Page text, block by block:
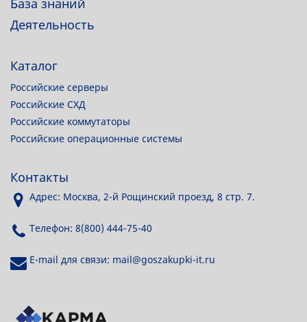
Деятельность
Каталог
Российские серверы
Российские СХД
Российские коммутаторы
Российские операционные системы
Контакты
Адрес: Москва, 2-й Рощинский проезд, 8 стр. 7.
Телефон: 8(800) 444-75-40
E-mail для связи: mail@goszakupki-it.ru